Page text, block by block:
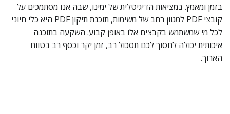
בזמן ומאמץ. במציאות הדיגיטלית של ימינו, שבה אנו מסתמכים על
קובצי PDF למגוון רחב של משימות, תוכנת תיקון PDF היא כלי חיוני
לכל מי שמשתמש בקבצים אלו באופן קבוע. השקעה בתוכנה
איכותית יכולה לחסוך לכם תסכול רב, זמן יקר וכסף רב בטווח
הארוך.